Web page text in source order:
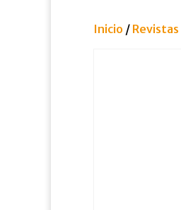
Inicio / Revistas